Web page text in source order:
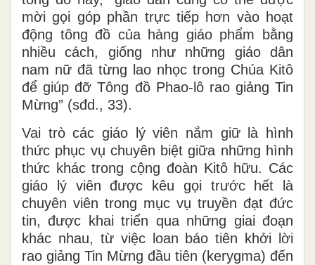
mời gọi góp phần trực tiếp hơn vào hoạt
động tông đồ của hàng giáo phẩm bằng
nhiều cách, giống như những giáo dân
nam nữ đã từng lao nhọc trong Chúa Kitô
để giúp đỡ Tông đồ Phao-lô rao giảng Tin
Mừng” (sđd., 33).
Vai trò các giáo lý viên nắm giữ là hình
thức phục vụ chuyên biệt giữa những hình
thức khác trong cộng đoàn Kitô hữu. Các
giáo lý viên được kêu gọi trước hết là
chuyên viên trong mục vụ truyền đạt đức
tin, được khai triển qua những giai đoạn
khác nhau, từ việc loan báo tiên khởi lời
rao giảng Tin Mừng đầu tiên (kerygma) đến